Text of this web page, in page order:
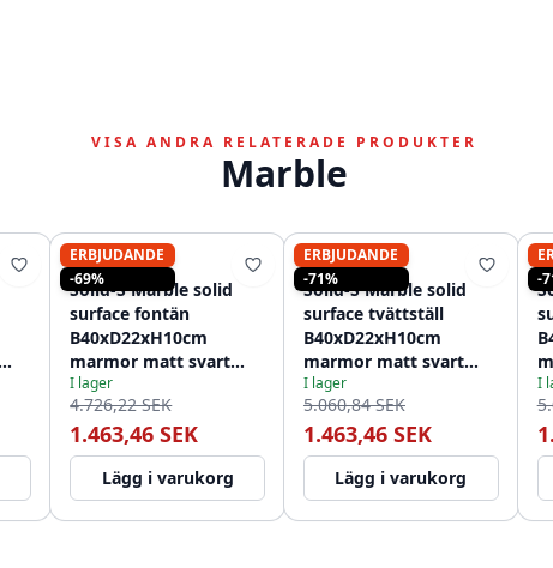
VISA ANDRA RELATERADE PRODUKTER
Marble
ERBJUDANDE
-69%
SOLID-S
Solid-S Marble solid
surface fontän
B40xD22xH10cm
marmor matt svart
vänster utan kranhål
1208954632
I lager
4.726,22 SEK
1.463,46 SEK
Lägg i varukorg
ERBJUDANDE
-71%
SOLID-S
Solid-S Marble solid
surface tvättställ
B40xD22xH10cm
marmor matt svart
vänster med kranhål
1208954633
I lager
5.060,84 SEK
1.463,46 SEK
Lägg i varukorg
-
I